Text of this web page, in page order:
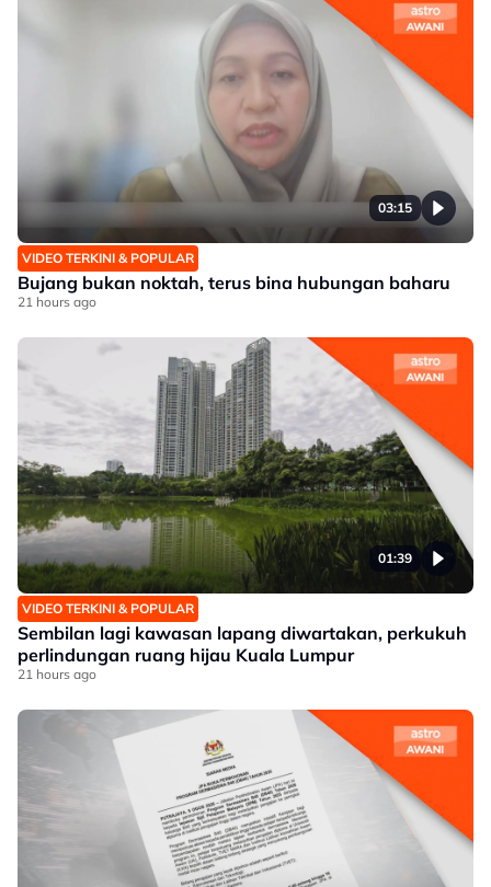
03:15
VIDEO TERKINI & POPULAR
Bujang bukan noktah, terus bina hubungan baharu
21 hours ago
01:39
VIDEO TERKINI & POPULAR
Sembilan lagi kawasan lapang diwartakan, perkukuh
perlindungan ruang hijau Kuala Lumpur
21 hours ago